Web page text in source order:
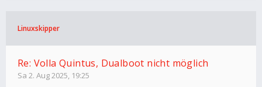
Linuxskipper
Re: Volla Quintus, Dualboot nicht möglich
Sa 2. Aug 2025, 19:25